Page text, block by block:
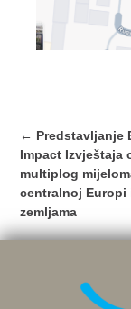
Post
navigation
← Predstavljanje
Impact Izvještaja
multiplog
centralnoj Europi
zemljama